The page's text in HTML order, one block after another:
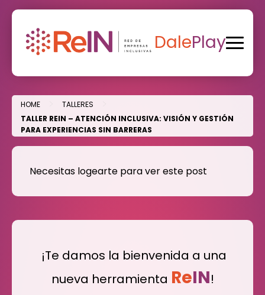
Skip
content
DalePlay
HOME TALLERES
TALLER REIN – ATENCIÓN INCLUSIVA: VISIÓN Y GESTIÓN
PARA EXPERIENCIAS SIN BARRERAS
Necesitas logearte para ver este post
¡Te damos la bienvenida a una
nueva herramienta ReIN!